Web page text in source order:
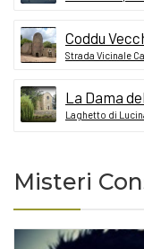
Coddu
Strada Vicinale
La Dama
Laghetto di
Misteri